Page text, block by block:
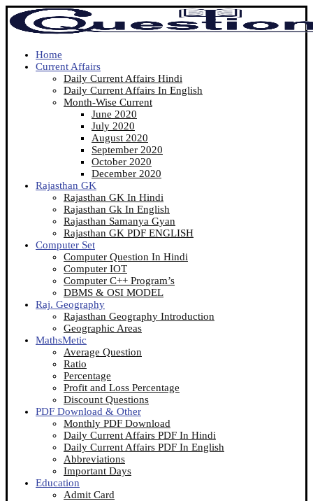
Home
Current Affairs
Daily Current Affairs Hindi
Daily Current Affairs In English
Month-Wise Current
June 2020
July 2020
August 2020
September 2020
October 2020
December 2020
Rajasthan GK
Rajasthan GK In Hindi
Rajasthan Gk In English
Rajasthan Samanya Gyan
Rajasthan GK PDF ENGLISH
Computer Set
Computer Question In Hindi
Computer IOT
Computer C++ Program’s
DBMS & OSI MODEL
Raj. Geography
Rajasthan Geography Introduction
Geographic Areas
MathsMetic
Average Question
Ratio
Percentage
Profit and Loss Percentage
Discount Questions
PDF Download & Other
Monthly PDF Download
Daily Current Affairs PDF In Hindi
Daily Current Affairs PDF In English
Abbreviations
Important Days
Education
Admit Card